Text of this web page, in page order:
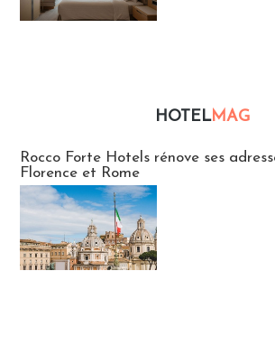
HOTELMAG
Rocco Forte Hotels rénove ses
Florence et Rome